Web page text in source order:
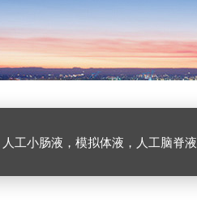
工小肠液，模拟体液，人工脑脊液